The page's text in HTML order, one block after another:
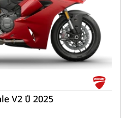
V2 ปี 2025